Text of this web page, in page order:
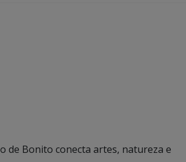
de Bonito conecta artes, natureza e